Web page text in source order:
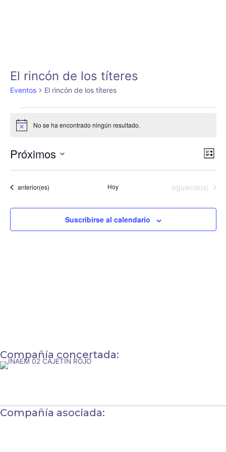
El rincón de los títeres
Eventos El rincón de los títeres
Eventos
Aviso No se ha encontrado ningún resultado.
de
de
Lista
Próximos
fecha.
Eventos
anterior(es) Hoy Eventos
siguiente(s)
Suscribirse al calendario
Compañía concertada:
Compañía asociada: